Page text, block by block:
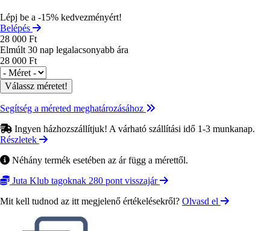
Lépj be a -15% kedvezményért!
Belépés
28 000 Ft
Elmúlt 30 nap legalacsonyabb ára
28 000 Ft
Méret
Segítség a méreted meghatározásához
Ingyen házhozszállítjuk! A várható szállítási idő 1-3 munkanap.
Részletek
Néhány termék esetében az ár függ a mérettől.
Juta Klub tagoknak 280 pont visszajár
Mit kell tudnod az itt megjelenő értékelésekről? Olvasd el